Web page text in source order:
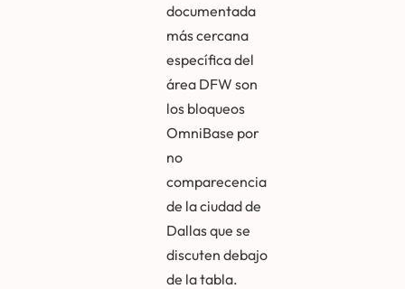
documentada
más cercana
específica del
área DFW son
los bloqueos
OmniBase por
no
comparecencia
de la ciudad de
Dallas que se
discuten debajo
de la tabla.